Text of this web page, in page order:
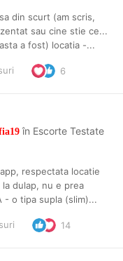
din scurt (am scris,
sau cine stie ce...
a fost) locatia -...
6
în Escorte Testate
respectata locatie
dulap, nu e prea
- o tipa supla (slim)...
14